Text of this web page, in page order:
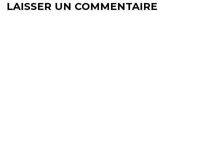
LAISSER UN COMMENTAIRE